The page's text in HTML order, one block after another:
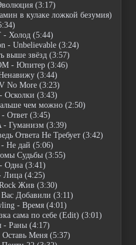
(3:17)
в кулаке ложкой безумия)
- Холод (5:44)
- Unbelievable (3:24)
выше звёзд (3:57)
- Юпитер (3:46)
(3:44)
No More (3:23)
Осколки (3:43)
чем можно (2:50)
Ответ (3:45)
- Гуманизм (3:39)
Ответа Не Требует (3:42)
Не дай (5:06)
Судьбы (3:55)
Одна (3:41)
Лица (4:25)
Жив (3:30)
Добавили (3:11)
- Время (4:01)
сама по себе (Edit) (3:01)
- Раны (4:17)
Меня (5:37)